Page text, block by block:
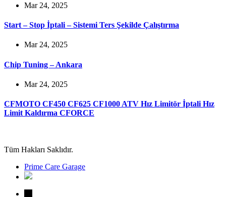
Mar 24, 2025
Start – Stop İptali – Sistemi Ters Şekilde Çalıştırma
Mar 24, 2025
Chip Tuning – Ankara
Mar 24, 2025
CFMOTO CF450 CF625 CF1000 ATV Hız Limitör İptali Hız
Limit Kaldırma CFORCE
Tüm Hakları Saklıdır.
Prime Care Garage